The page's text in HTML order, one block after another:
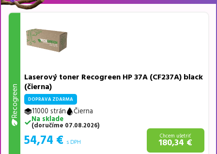
Recogreen
Laserový toner Recogreen HP 37A (CF237A) black
(čierna)
DOPRAVA ZDARMA
11000 strán
Čierna
Na sklade
(doručíme 07.08.2026)
54,74 € s DPH
Chcem ušetriť
180,34 €